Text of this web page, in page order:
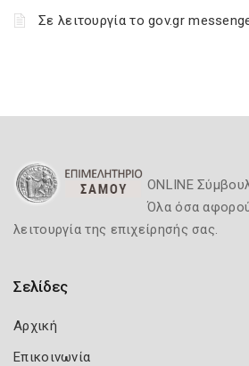
Σε λειτουργία το gov.gr
ONLINE
Όλα όσα
λειτουργία της επιχείρησής σας.
Σελίδες
Αρχική
Επικοινωνία